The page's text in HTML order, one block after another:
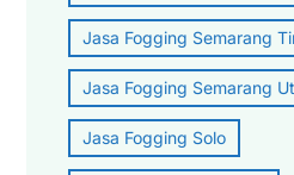
Jasa Fogging Semarang
Jasa Fogging Semarang
Jasa Fogging Solo